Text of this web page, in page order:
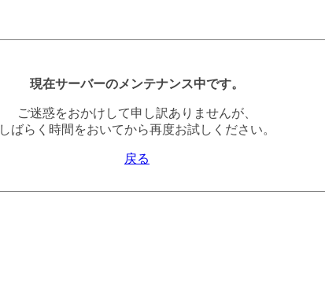
現在サーバーのメンテナンス中です。
ご迷惑をおかけして申し訳ありませんが、
しばらく時間をおいてから再度お試しください。
戻る